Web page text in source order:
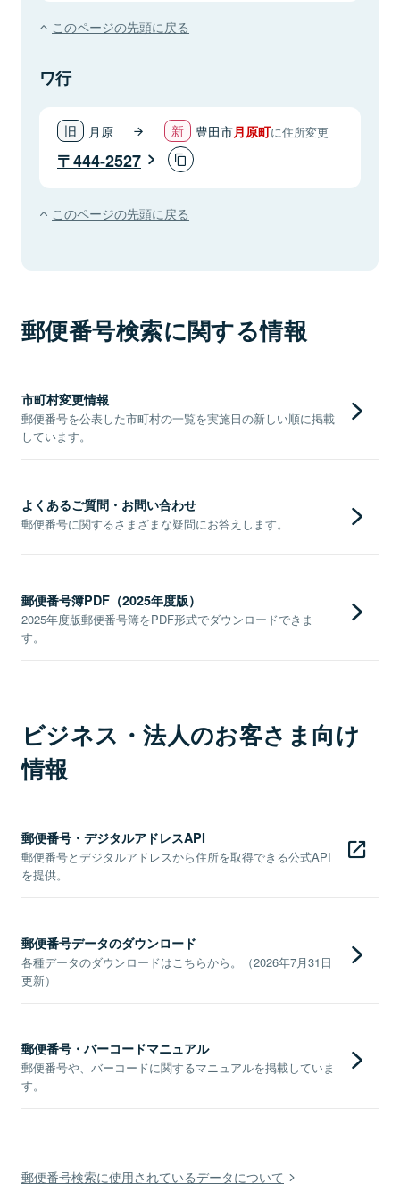
このページの先頭に戻る
ワ行
月原 豊田市月原町に住所変更
444-2527
このページの先頭に戻る
郵便番号検索に関する情報
市町村変更情報
郵便番号を公表した市町村の一覧を実施日の新しい順に掲載
しています。
よくあるご質問・お問い合わせ
郵便番号に関するさまざまな疑問にお答えします。
郵便番号簿PDF（2025年度版）
2025年度版郵便番号簿をPDF形式でダウンロードできま
す。
ビジネス・法人のお客さま向け
情報
郵便番号・デジタルアドレスAPI
郵便番号とデジタルアドレスから住所を取得できる公式API
を提供。
郵便番号データのダウンロード
各種データのダウンロードはこちらから。（2026年7月31日
更新）
郵便番号・バーコードマニュアル
郵便番号や、バーコードに関するマニュアルを掲載していま
す。
郵便番号検索に使用されているデータについて